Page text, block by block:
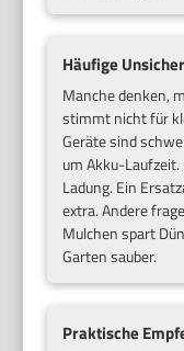
Häufige
Manche denken,
stimmt nicht für
Geräte sind
um Akku-Laufzeit.
Ladung. Ein
extra. Andere
Mulchen spart
Garten sauber.
Praktische